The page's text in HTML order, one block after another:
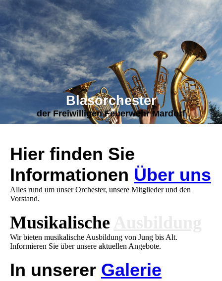
Blasorchester
der Freiwilligen Feuerwehr Mardorf
Hier finden Sie
Informationen Über uns
Alles rund um unser Orchester, unsere Mitglieder und den
Vorstand.
Musikalische
Wir bieten musikalische Ausbildung von Jung bis Alt.
Informieren Sie über unsere aktuellen Angebote.
In unserer Galerie